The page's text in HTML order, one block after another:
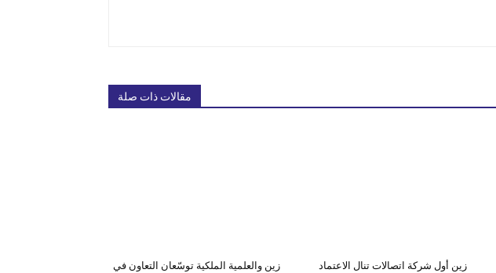
مقالات ذات صلة
زين أول شركة اتصالات تنال الاعتماد
زين والعلمية الملكية توسّعان التعاون في